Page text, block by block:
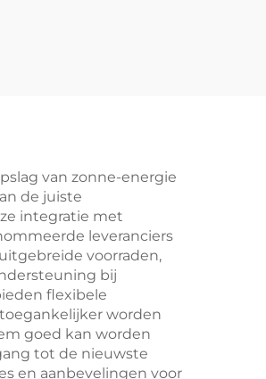
van zonne-energie
de juiste
integratie met
leveranciers
voorraden,
bij
flexibele
worden
goed kan worden
tot de nieuwste
en aanbevelingen voor